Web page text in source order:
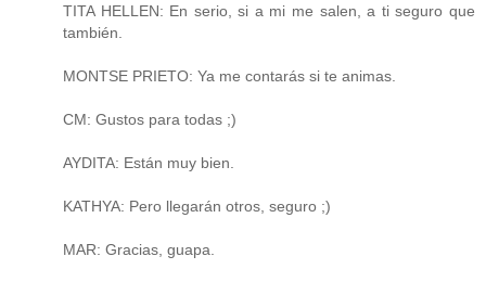
TITA HELLEN: En serio, si a mi me salen, a ti seguro que
también.
MONTSE PRIETO: Ya me contarás si te animas.
CM: Gustos para todas ;)
AYDITA: Están muy bien.
KATHYA: Pero llegarán otros, seguro ;)
MAR: Gracias, guapa.